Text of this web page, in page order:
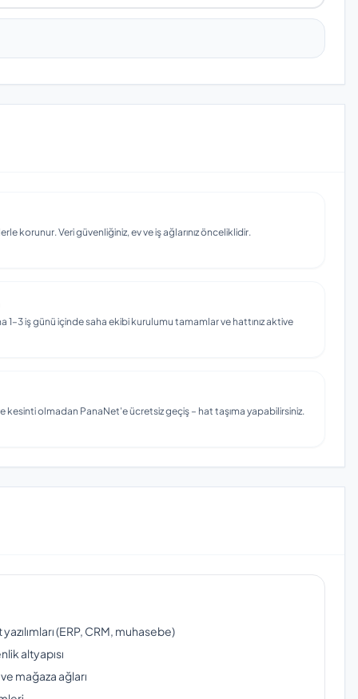
korunur. Veri güvenliğiniz, ev ve iş ağlarınız önceliklidir.
iş günü içinde saha ekibi kurulumu tamamlar ve hattınız aktive
kesinti olmadan PanaNet'e ücretsiz geçiş – hat taşıma yapabilirsiniz.
(ERP, CRM, muhasebe)
altyapısı
mağaza ağları